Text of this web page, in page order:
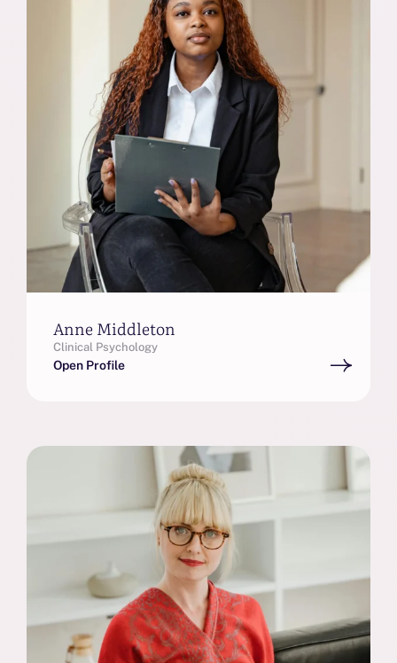
Anne Middleton
Clinical Psychology
Open Profile